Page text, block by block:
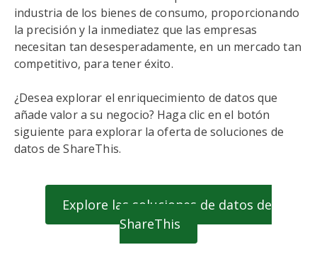
industria de los bienes de consumo, proporcionando
la precisión y la inmediatez que las empresas
necesitan tan desesperadamente, en un mercado tan
competitivo, para tener éxito.
¿Desea explorar el enriquecimiento de datos que
añade valor a su negocio? Haga clic en el botón
siguiente para explorar la oferta de soluciones de
datos de ShareThis.
Explore las soluciones de datos de
ShareThis